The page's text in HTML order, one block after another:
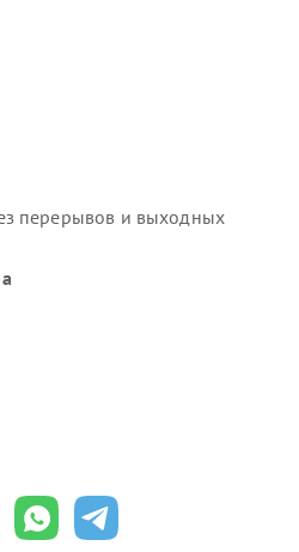
перерывов и выходных